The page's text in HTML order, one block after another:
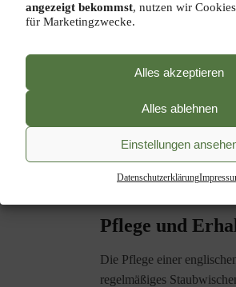
angezeigt bekommst, nutzen wir
für Marketingzwecke.
Alles akzeptieren
Alles ablehnen
Einstellungen
Datenschutzerklärung
Ästhetischer
Englische Anrichten sind
können ein Speisezimmer
ihm eine klassische
Funktionalität in
ansprechenden Optik
Pflege und
Die Pflege einer
regelmäßiges